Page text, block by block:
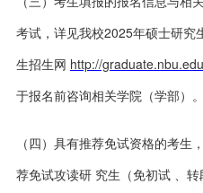
考试，详见我校2025年硕士研究
生招生网 http://
于报名前咨询相关学院（学部）。
（四）具有推荐免试资格的考生
荐免试攻读研 究生（免初试 、